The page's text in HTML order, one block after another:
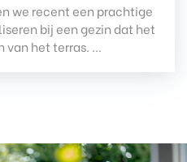
we recent een prachtige
bij een gezin dat het
van het terras. ...